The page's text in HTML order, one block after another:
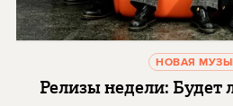
НОВАЯ
Релизы недели: Будет